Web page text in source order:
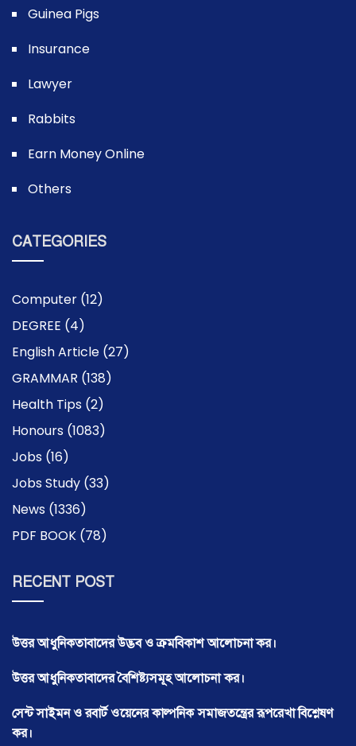
Guinea Pigs
Insurance
Lawyer
Rabbits
Earn Money Online
Others
CATEGORIES
Computer (12)
DEGREE (4)
English Article (27)
GRAMMAR (138)
Health Tips (2)
Honours (1083)
Jobs (16)
Jobs Study (33)
News (1336)
PDF BOOK (78)
RECENT POST
উত্তর আধুনিকতাবাদের উদ্ভব ও ক্রমবিকাশ আলোচনা কর।
উত্তর আধুনিকতাবাদের বৈশিষ্ট্যসমূহ আলোচনা কর।
সেন্ট সাইমন ও রবার্ট ওয়েনের কাল্পনিক সমাজতন্ত্রের রূপরেখা বিশ্লেষণ
কর।